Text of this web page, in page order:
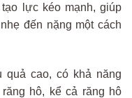
lực kéo mạnh, giúp
đến nặng một cách
cao, có khả năng
hô, kể cả răng hô